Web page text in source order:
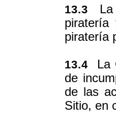
13.3 La
piratería
13.4 La
de
de las
Sitio, en